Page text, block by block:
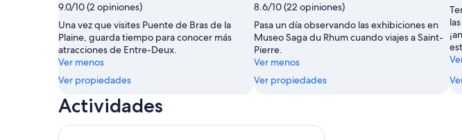
9.0/10 (2 opiniones)
Una vez que visites Puente de Bras de la
Plaine, guarda tiempo para conocer más
atracciones de Entre-Deux.
Ver menos
Ver propiedades
8.6/10 (22 opiniones)
Pasa un día observando las exhibiciones en
Museo Saga du Rhum cuando viajes a Saint-
Pierre.
Ver menos
Ver propiedades
Actividades
Visita guiada al templo hindú de Karly en Saint Pierre